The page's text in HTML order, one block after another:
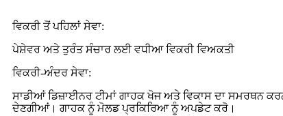
ਵਿਕਰੀ ਤੋਂ ਪਹਿਲਾਂ ਸੇਵਾ:
ਪੇਸ਼ੇਵਰ ਅਤੇ ਤੁਰੰਤ ਸੰਚਾਰ ਲਈ ਵਧੀਆ ਵਿਕਰੀ ਵਿਅਕਤੀ
ਵਿਕਰੀ-ਅੰਦਰ ਸੇਵਾ:
ਸਾਡੀਆਂ ਡਿਜ਼ਾਈਨਰ ਟੀਮਾਂ ਗਾਹਕ ਖੋਜ ਅਤੇ ਵਿਕਾਸ ਦਾ ਸਮਰਥਨ
ਦੇਣਗੀਆਂ। ਗਾਹਕ ਨੂੰ ਮੋਲਡ ਪ੍ਰਕਿਰਿਆ ਨੂੰ ਅਪਡੇਟ ਕਰੋ।